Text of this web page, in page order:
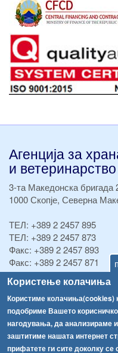
Користење колачиња
Користиме колачиња(cookies)
подобриме Вашето
нагодувања, да анализираме
заштитиме нашата интернет
прифатете ги сите доколку се
Агенција за
и ветеринарство
3-та Македонска бригада
1000 Скопје, Северна
ТЕЛ: +389 2 2457 895
ТЕЛ: +389 2 2457 873
Факс: +389 2 2457 893
Факс: +389 2 2457 871
info@fva.gov.mk
[АХВ-претходна страна]
Соопштенија
Република Бугарија ги засили официјалните контроли при увоз на свежо овошје и зеленчукАрхива